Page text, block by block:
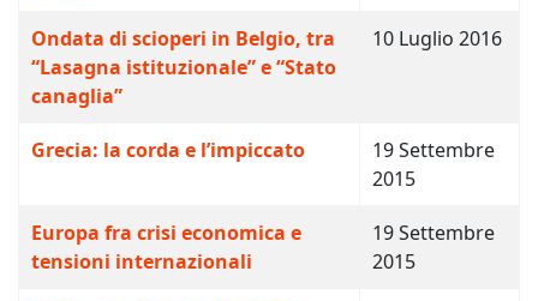
Ondata di scioperi in Belgio, tra
“Lasagna istituzionale” e “Stato
canaglia”
10 Luglio 2016
Grecia: la corda e l’impiccato
19 Settembre
2015
Europa fra crisi economica e
tensioni internazionali
19 Settembre
2015